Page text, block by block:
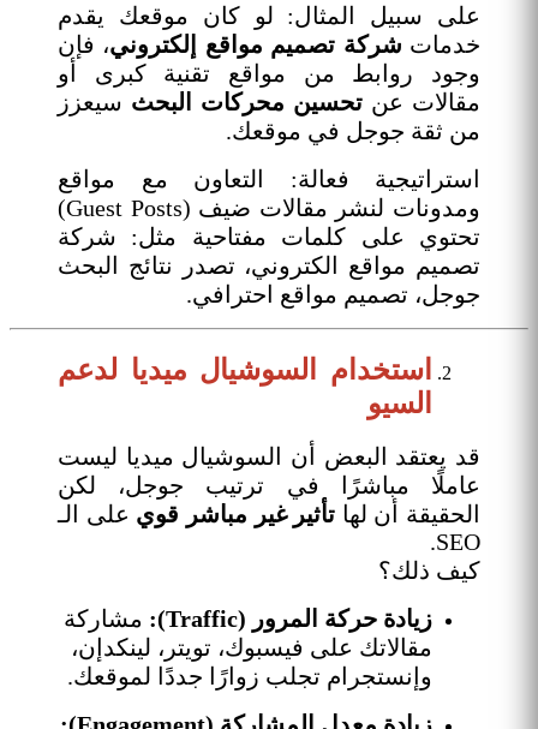
على سبيل المثال: لو كان موقعك يقدم
خدمات شركة تصميم مواقع إلكتروني، فإن
وجود روابط من مواقع تقنية كبرى أو
مقالات عن تحسين محركات البحث سيعزز
من ثقة جوجل في موقعك.
استراتيجية فعالة: التعاون مع مواقع
ومدونات لنشر مقالات ضيف (Guest Posts)
تحتوي على كلمات مفتاحية مثل: شركة
تصميم مواقع الكتروني، تصدر نتائج البحث
جوجل، تصميم مواقع احترافي.
استخدام السوشيال ميديا لدعم
السيو
قد يعتقد البعض أن السوشيال ميديا ليست
عاملًا مباشرًا في ترتيب جوجل، لكن
الحقيقة أن لها تأثير غير مباشر قوي على الـ
SEO.
كيف ذلك؟
زيادة حركة المرور (Traffic):
مشاركة
مقالاتك على فيسبوك، تويتر، لينكدإن،
وإنستجرام تجلب زوارًا جددًا لموقعك.